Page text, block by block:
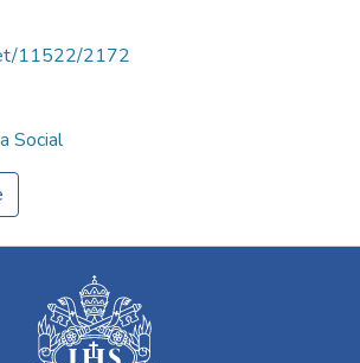
11522/2172
Social